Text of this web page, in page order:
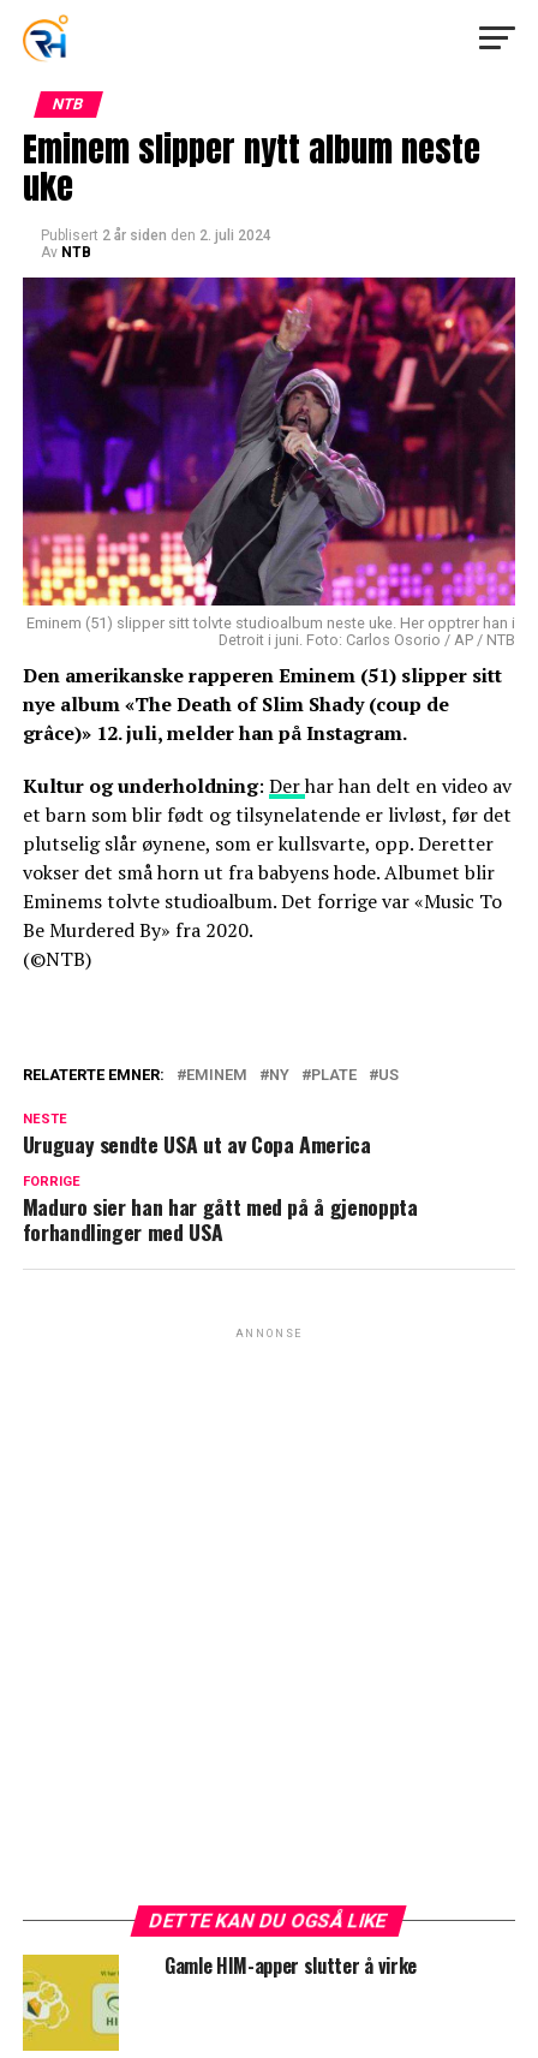
NTB
Eminem slipper nytt album neste
uke
Publisert 2 år siden den 2. juli 2024
Av NTB
Eminem (51) slipper sitt tolvte studioalbum neste uke. Her opptrer han i
Detroit i juni. Foto: Carlos Osorio / AP / NTB
Den amerikanske rapperen Eminem (51) slipper sitt
nye album «The Death of Slim Shady (coup de
grâce)» 12. juli, melder han på Instagram.
Kultur og underholdning: Derhar han delt en video av
et barn som blir født og tilsynelatende er livløst, før det
plutselig slår øynene, som er kullsvarte, opp. Deretter
vokser det små horn ut fra babyens hode. Albumet blir
Eminems tolvte studioalbum. Det forrige var «Music To
Be Murdered By» fra 2020.
(©NTB)
RELATERTE EMNER: EMINEM NY PLATE US
NESTE
Uruguay sendte USA ut av Copa America
FORRIGE
Maduro sier han har gått med på å gjenoppta
forhandlinger med USA
ANNONSE
DETTE KAN DU OGSÅ LIKE
Gamle HIM-apper slutter å virke